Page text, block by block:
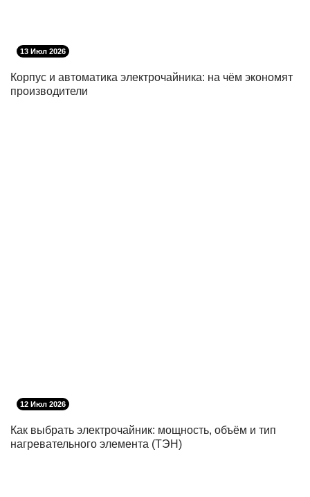
13 Июл 2026
Корпус и автоматика электрочайника: на чём экономят
производители
12 Июл 2026
Как выбрать электрочайник: мощность, объём и тип
нагревательного элемента (ТЭН)